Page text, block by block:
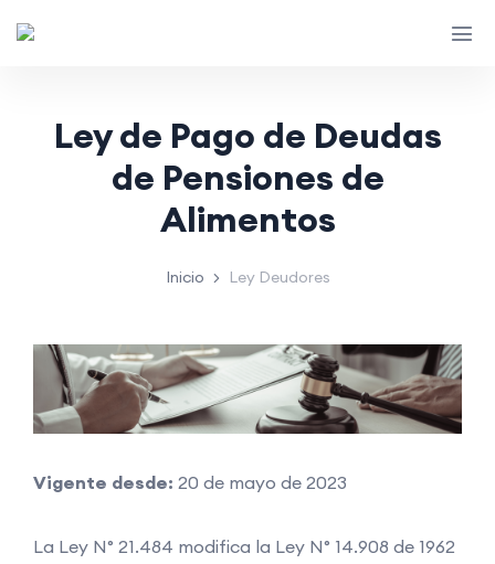
Ley de Pago de Deudas
de Pensiones de
Alimentos
Inicio Ley Deudores
Vigente desde: 20 de mayo de 2023
La Ley N° 21.484 modifica la Ley N° 14.908 de 1962